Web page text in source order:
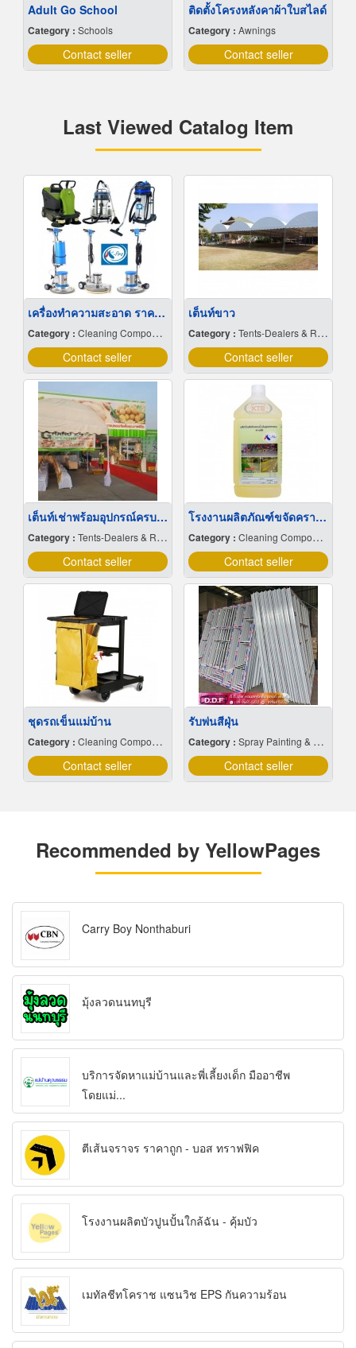
Adult Go School
Category : Schools
Contact seller
ติดตั้งโครงหลังคาผ้าใบสไลด์
Category : Awnings
Contact seller
Last Viewed Catalog Item
เครื่องทำความสะอาด ราคาถูก
Category : Cleaning Compounds
Contact seller
เต็นท์ขาว
Category : Tents-Dealers & Renting
Contact seller
เต็นท์เช่าพร้อมอุปกรณ์ครบสำหรับงานพิธี
Category : Tents-Dealers & Renting
Contact seller
โรงงานผลิตภัณฑ์ขจัดคราบน้ำมันอุตสาหกรรม
Category : Cleaning Compounds
Contact seller
ชุดรถเข็นแม่บ้าน
Category : Cleaning Compounds
Contact seller
รับพ่นสีฝุ่น
Category : Spray Painting & Finishing
Contact seller
Recommended by YellowPages
Carry Boy Nonthaburi
มุ้งลวดนนทบุรี
บริการจัดหาแม่บ้านและพี่เลี้ยงเด็ก มืออาชีพ
โดยแม่...
ตีเส้นจราจร ราคาถูก - บอส ทราฟฟิค
โรงงานผลิตบัวปูนปั้นใกล้ฉัน - คุ้มบัว
เมทัลชีทโคราช แซนวิช EPS กันความร้อน